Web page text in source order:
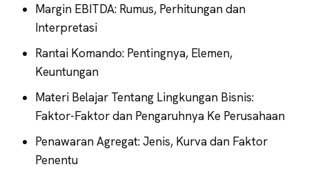
Margin EBITDA: Rumus, Perhitungan dan
Interpretasi
Rantai Komando: Pentingnya, Elemen,
Keuntungan
Materi Belajar Tentang Lingkungan Bisnis:
Faktor-Faktor dan Pengaruhnya Ke Perusahaan
Penawaran Agregat: Jenis, Kurva dan Faktor
Penentu